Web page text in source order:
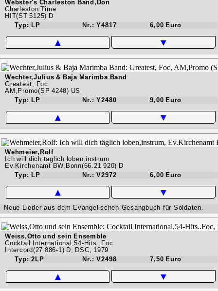
Webster's Charleston Band,Don
Charleston Time
HIT(ST 5125) D
Typ: LP
Nr.: Y4817 6,00 Euro
▲ ▼
Wechter,Julius & Baja Marimba Band
Greatest, Foc
AM,Promo(SP 4248) US
Typ: LP
Nr.: Y2480 9,00 Euro
▲ ▼
Wehmeier,Rolf
Ich will dich täglich loben,instrum
Ev.Kirchenamt BW,Bonn(66.21 920) D
Typ: LP
Nr.: V2972 6,00 Euro
▲ ▼
Neue Lieder aus dem Evangelischen Gesangbuch für Soldaten.
Weiss,Otto und sein Ensemble
Cocktail International,54-Hits..Foc
Intercord(27 886-1) D, DSC, 1979
Typ: 2LP
Nr.: V2498 7,50 Euro
▲ ▼